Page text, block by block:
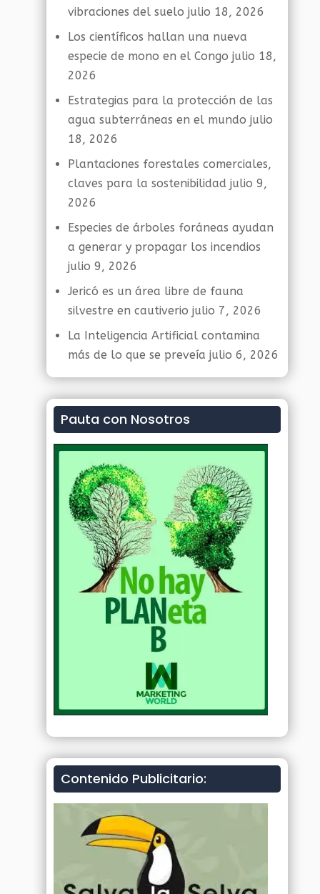
vibraciones del suelo julio 18, 2026
Los científicos hallan una nueva
especie de mono en el Congo julio 18,
2026
Estrategias para la protección de las
agua subterráneas en el mundo julio
18, 2026
Plantaciones forestales comerciales,
claves para la sostenibilidad julio 9,
2026
Especies de árboles foráneas ayudan
a generar y propagar los incendios
julio 9, 2026
Jericó es un área libre de fauna
silvestre en cautiverio julio 7, 2026
La Inteligencia Artificial contamina
más de lo que se preveía julio 6, 2026
Pauta con Nosotros
Contenido Publicitario: